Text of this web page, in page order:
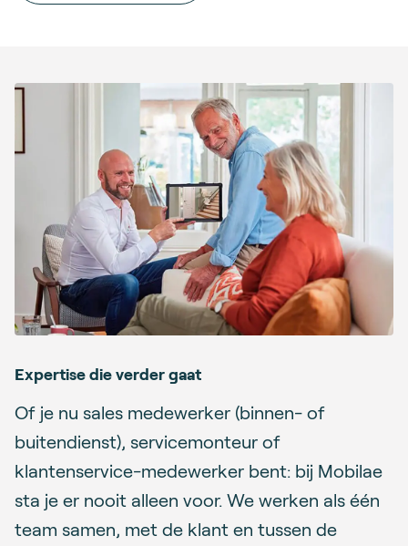
Expertise die verder gaat
Of je nu sales medewerker (binnen- of
buitendienst), servicemonteur of
klantenservice-medewerker bent: bij Mobilae
sta je er nooit alleen voor. We werken als één
team samen, met de klant en tussen de